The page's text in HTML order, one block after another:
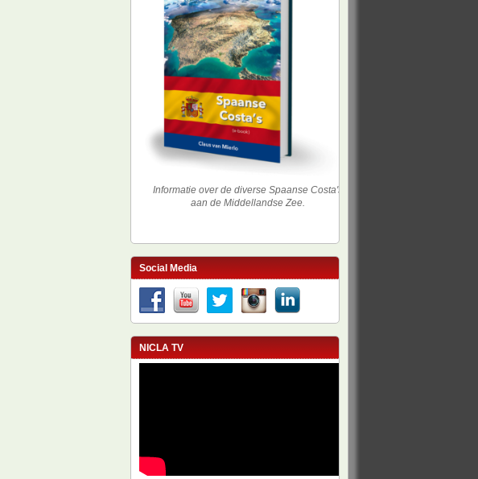
Informatie over de diverse Spaanse Costa's
aan de Middellandse Zee.
Social Media
NICLA TV